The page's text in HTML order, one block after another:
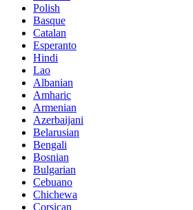
Polish
Basque
Catalan
Esperanto
Hindi
Lao
Albanian
Amharic
Armenian
Azerbaijani
Belarusian
Bengali
Bosnian
Bulgarian
Cebuano
Chichewa
Corsican